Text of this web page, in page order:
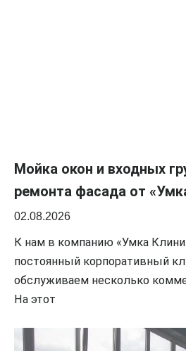
Мойка окон и входных
ремонта фасада от
02.08.2026
К нам в компанию «Умка
постоянный корпоративный
обслуживаем несколько
На этот